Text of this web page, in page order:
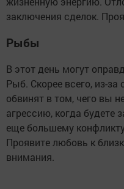
заключения сделок.
Рыбы
В этот день могут
Рыб. Скорее всего, из-
обвинят в том, чего вы
агрессию, когда будете
еще большему
Проявите любовь к
внимания.